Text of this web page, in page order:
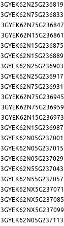
3GYEK62N25G236819
3GYEK62N75G236833
3GYEK62N75G236847
3GYEK62N15G236861
3GYEK62N15G236875
3GYEK62N15G236889
3GYEK62N25G236903
3GYEK62N25G236917
3GYEK62N75G236931
3GYEK62N75G236945
3GYEK62N75G236959
3GYEK62N15G236973
3GYEK62N15G236987
3GYEK62N05G237001
3GYEK62N05G237015
3GYEK62N05G237029
3GYEK62N55G237043
3GYEK62N55G237057
3GYEK62NX5G237071
3GYEK62NX5G237085
3GYEK62NX5G237099
3GYEK62N05G237113